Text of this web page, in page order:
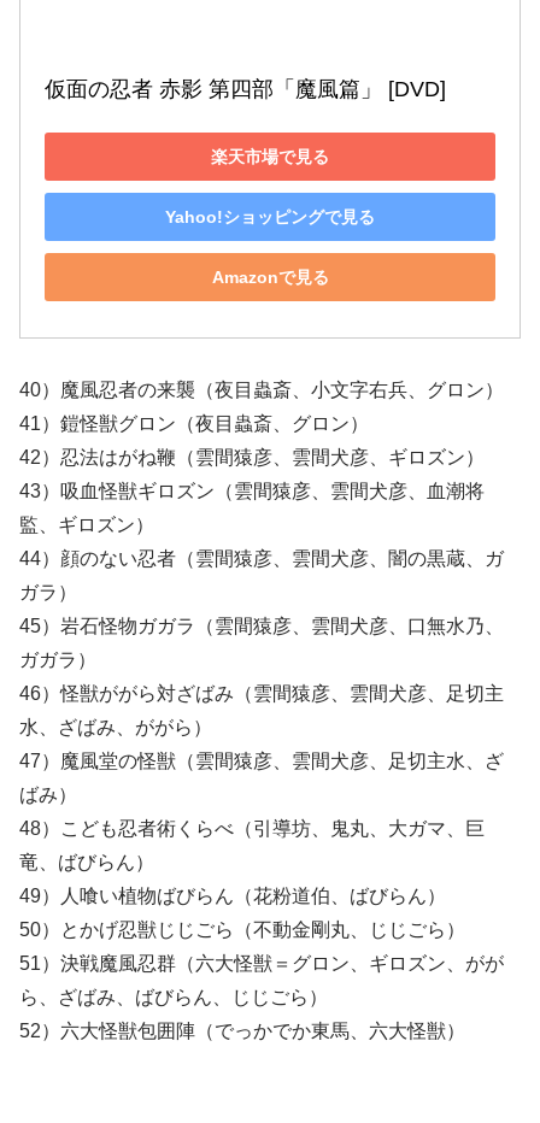
仮面の忍者 赤影 第四部「魔風篇」 [DVD]
楽天市場で見る
Yahoo!ショッピングで見る
Amazonで見る
40）魔風忍者の来襲（夜目蟲斎、小文字右兵、グロン）
41）鎧怪獣グロン（夜目蟲斎、グロン）
42）忍法はがね鞭（雲間猿彦、雲間犬彦、ギロズン）
43）吸血怪獣ギロズン（雲間猿彦、雲間犬彦、血潮将
監、ギロズン）
44）顔のない忍者（雲間猿彦、雲間犬彦、闇の黒蔵、ガ
ガラ）
45）岩石怪物ガガラ（雲間猿彦、雲間犬彦、口無水乃、
ガガラ）
46）怪獣ががら対ざばみ（雲間猿彦、雲間犬彦、足切主
水、ざばみ、ががら）
47）魔風堂の怪獣（雲間猿彦、雲間犬彦、足切主水、ざ
ばみ）
48）こども忍者術くらべ（引導坊、鬼丸、大ガマ、巨
竜、ばびらん）
49）人喰い植物ばびらん（花粉道伯、ばびらん）
50）とかげ忍獣じじごら（不動金剛丸、じじごら）
51）決戦魔風忍群（六大怪獣＝グロン、ギロズン、がが
ら、ざばみ、ばびらん、じじごら）
52）六大怪獣包囲陣（でっかでか東馬、六大怪獣）